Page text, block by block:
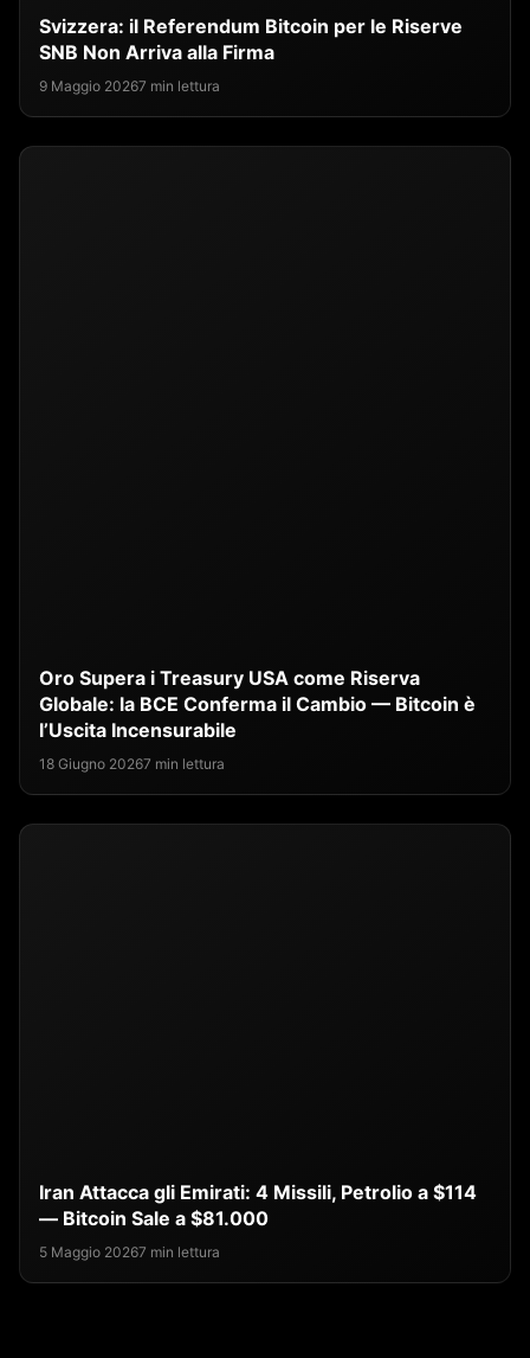
Svizzera: il Referendum Bitcoin per le Riserve
SNB Non Arriva alla Firma
9 Maggio 20267 min lettura
Oro Supera i Treasury USA come Riserva
Globale: la BCE Conferma il Cambio — Bitcoin è
l’Uscita Incensurabile
18 Giugno 20267 min lettura
Iran Attacca gli Emirati: 4 Missili, Petrolio a $114
— Bitcoin Sale a $81.000
5 Maggio 20267 min lettura